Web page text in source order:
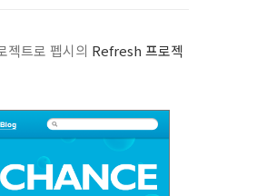
젝트로 펩시의 Refresh 프로젝